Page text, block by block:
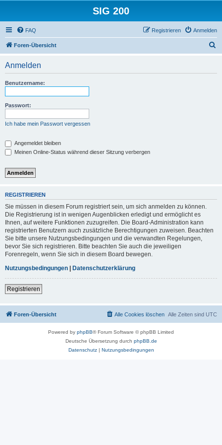
SIG 200
FAQ Anmelden
Registrieren
Foren-Übersicht
Anmelden
Benutzername:
Passwort:
Ich habe mein Passwort vergessen
Angemeldet bleiben
Meinen Online-Status während dieser Sitzung verbergen
REGISTRIEREN
Sie müssen in diesem Forum registriert sein, um sich anmelden zu können.
Die Registrierung ist in wenigen Augenblicken erledigt und ermöglicht es
Ihnen, auf weitere Funktionen zuzugreifen. Die Board-Administration kann
registrierten Benutzern auch zusätzliche Berechtigungen zuweisen. Beachten
Sie bitte unsere Nutzungsbedingungen und die verwandten Regelungen,
bevor Sie sich registrieren. Bitte beachten Sie auch die jeweiligen
Forenregeln, wenn Sie sich in diesem Board bewegen.
Nutzungsbedingungen | Datenschutzerklärung
Registrieren
Foren-Übersicht Alle Zeiten sind UTC
Alle Cookies löschen
Powered by phpBB® Forum Software © phpBB Limited
Deutsche Übersetzung durch phpBB.de
Datenschutz| Nutzungsbedingungen